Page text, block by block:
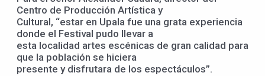
Centro de Producción Artística y
Cultural, “estar en Upala fue una grata experiencia
donde el Festival pudo llevar a
esta localidad artes escénicas de gran calidad para
que la población se hiciera
presente y disfrutara de los espectáculos”.